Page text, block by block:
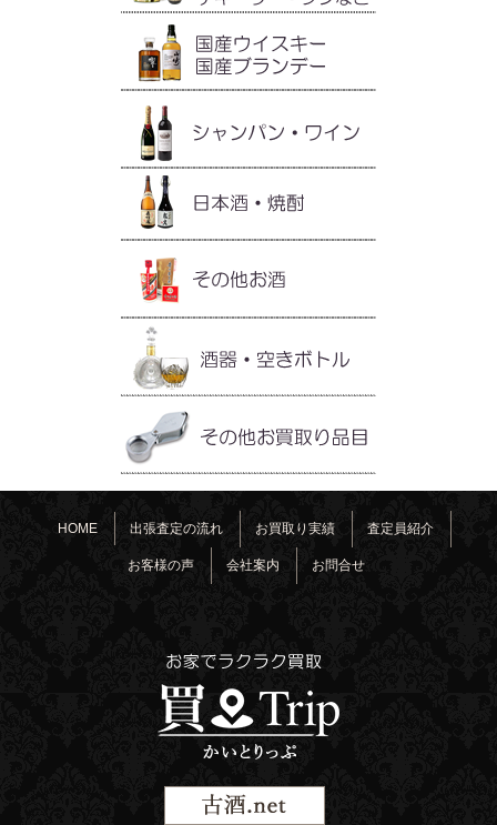
HOME 出張査定の流れ お買取り実績 査定員紹介
お客様の声 会社案内 お問合せ